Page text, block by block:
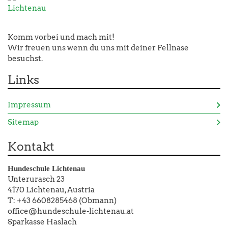
Komm vorbei und mach mit!
Wir freuen uns wenn du uns mit deiner Fellnase
besuchst.
Links
Impressum
Sitemap
Kontakt
Hundeschule Lichtenau
Unterurasch 23
4170 Lichtenau, Austria
T: +43 6608285468 (Obmann)
office@hundeschule-lichtenau.at
Sparkasse Haslach